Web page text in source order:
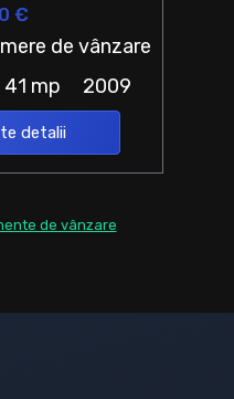
€
de vânzare
41 mp 2009
detalii
de vânzare